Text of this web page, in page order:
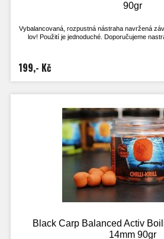
90gr
Vybalancovaná, rozpustná nástraha navržená
lov! Použití je jednoduché. Doporučujeme
Výdrž ve vodě je přibližně 2h. Je však odvislá
chladné vodě a při nezájmu ryb je delší, naopak
Nástrahu lze použít i opakovaně, pokud je po
na jednu nástrahu uloveni i
Tato nástraha se určitě stane nedílnou součástí
chtějí opravdu zachytat a nemají mnoho času.
doposud používal jen uzavřený
- Pracuje i v té
- Pracuje téměř okamžitě po
- Nepostradatelná nástraha pro
- Široké spektrum příchutí, z kterého
- Method feeder
199,- Kč
Black Carp Balanced Activ
14mm 90gr